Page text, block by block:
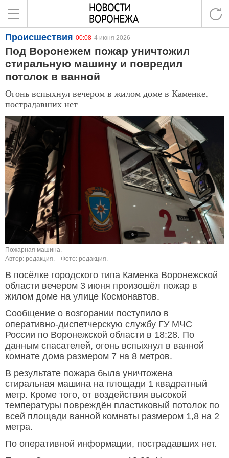
Происшествия 00:08 4 июня 2026
Под Воронежем пожар уничтожил
стиральную машину и повредил
потолок в ванной
Огонь вспыхнул вечером в жилом доме в Каменке,
пострадавших нет
Пожарная машина.
Автор: редакция.
Фото: редакция.
В посёлке городского типа Каменка Воронежской
области вечером 3 июня произошёл пожар в
жилом доме на улице Космонавтов.
Сообщение о возгорании поступило в
оперативно-диспетчерскую службу ГУ МЧС
России по Воронежской области в 18:28. По
данным спасателей, огонь вспыхнул в ванной
комнате дома размером 7 на 8 метров.
В результате пожара была уничтожена
стиральная машина на площади 1 квадратный
метр. Кроме того, от воздействия высокой
температуры повреждён пластиковый потолок по
всей площади ванной комнаты размером 1,8 на 2
метра.
По оперативной информации, пострадавших нет.